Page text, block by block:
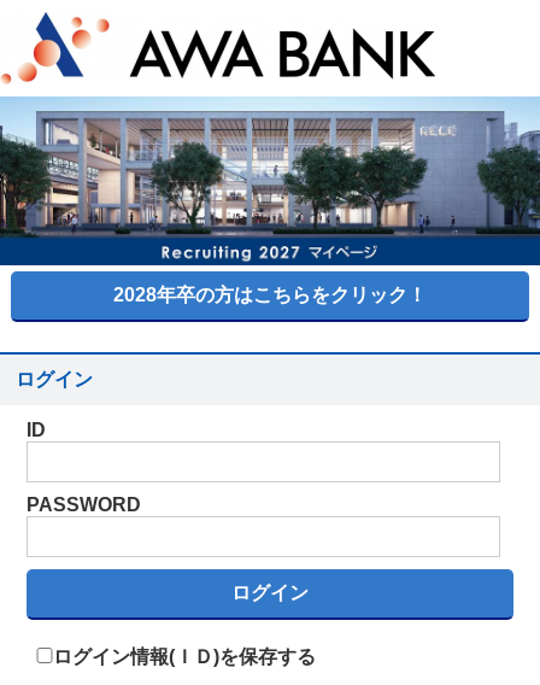
ログイン
ID
PASSWORD
ログイン情報(ＩＤ)を保存する